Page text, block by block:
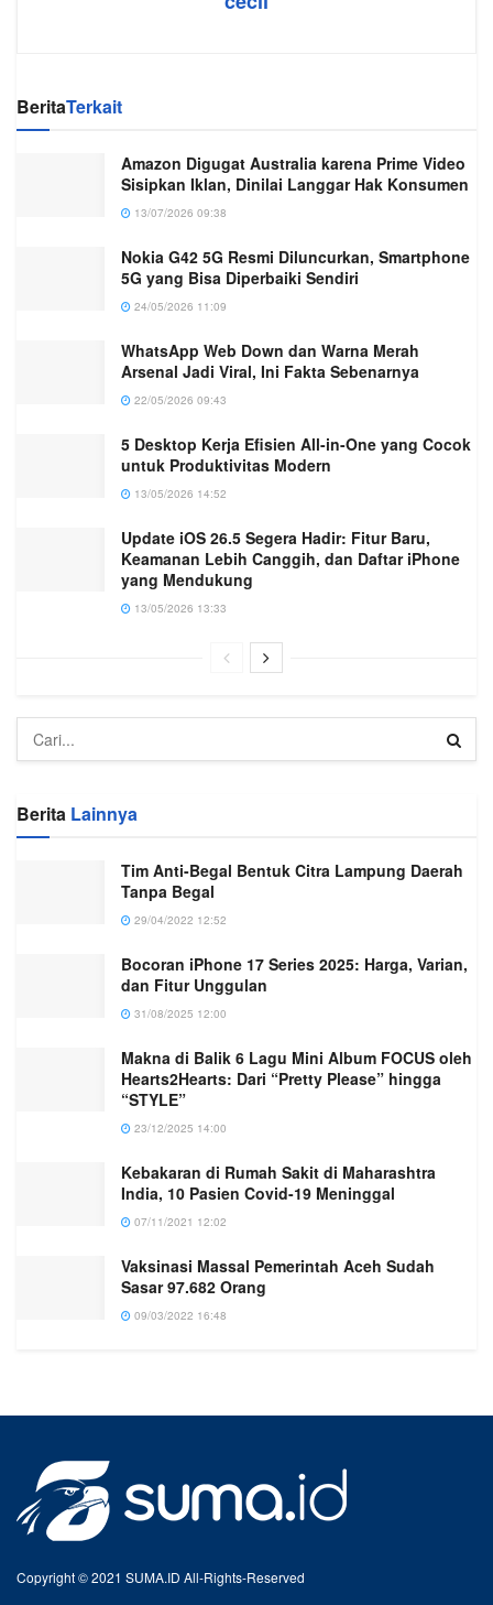
BeritaTerkait
Amazon Digugat Australia karena Prime Video
Sisipkan Iklan, Dinilai Langgar Hak Konsumen
13/07/2026 09:38
Nokia G42 5G Resmi Diluncurkan, Smartphone
5G yang Bisa Diperbaiki Sendiri
24/05/2026 11:09
WhatsApp Web Down dan Warna Merah
Arsenal Jadi Viral, Ini Fakta Sebenarnya
22/05/2026 09:43
5 Desktop Kerja Efisien All-in-One yang Cocok
untuk Produktivitas Modern
13/05/2026 14:52
Update iOS 26.5 Segera Hadir: Fitur Baru,
Keamanan Lebih Canggih, dan Daftar iPhone
yang Mendukung
13/05/2026 13:33
Berita Lainnya
Tim Anti-Begal Bentuk Citra Lampung Daerah
Tanpa Begal
29/04/2022 12:52
Bocoran iPhone 17 Series 2025: Harga, Varian,
dan Fitur Unggulan
31/08/2025 12:00
Makna di Balik 6 Lagu Mini Album FOCUS oleh
Hearts2Hearts: Dari “Pretty Please” hingga
“STYLE”
23/12/2025 14:00
Kebakaran di Rumah Sakit di Maharashtra
India, 10 Pasien Covid-19 Meninggal
07/11/2021 12:02
Vaksinasi Massal Pemerintah Aceh Sudah
Sasar 97.682 Orang
09/03/2022 16:48
Copyright © 2021 SUMA.ID All-Rights-Reserved